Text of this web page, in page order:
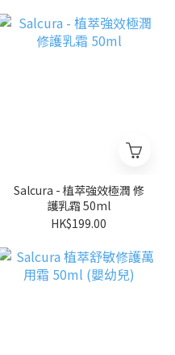
Salcura - 植萃強效極潤 修
護乳霜 50ml
HK$199.00